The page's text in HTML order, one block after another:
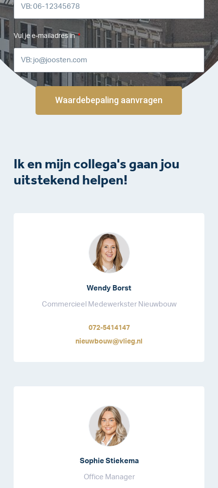
Vul je e-mailadres in
Waardebepaling aanvragen
Ik en mijn collega's gaan jou
uitstekend helpen!
Wendy Borst
Commercieel Medewerkster Nieuwbouw
072-5414147
nieuwbouw@vlieg.nl
Sophie Stiekema
Office Manager